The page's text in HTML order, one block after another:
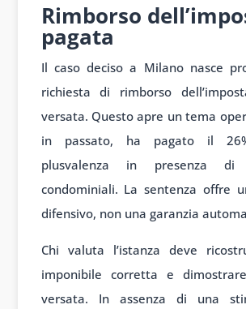
Rimborso
pagata
Il caso deciso a Milano nasce
richiesta di rimborso
versata. Questo apre un tema
in passato, ha pagato il
plusvalenza in presenza
condominiali. La sentenza offre
difensivo, non una garanzia
Chi valuta l’istanza deve
imponibile corretta e dimostrare
versata. In assenza di una